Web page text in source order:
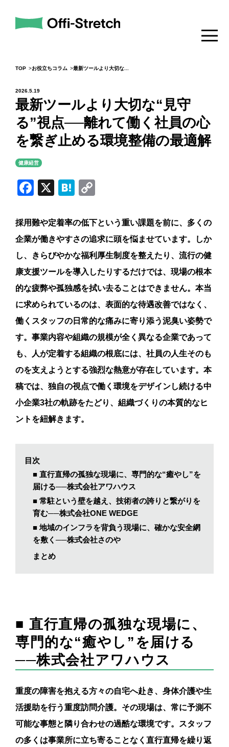
TOP お役立ちコラム 最新ツールより大切な...
2026.5.19
最新ツールより大切な“見守
る”視点──離れて働く社員の心
を繋ぎ止める環境整備の最適解
健康経営
Facebook
X Hatena
採用難や定着率の低下という重い課題を前に、多くの
企業が働きやすさの追求に頭を悩ませています。しか
し、きらびやかな福利厚生制度を整えたり、流行の健
康支援ツールを導入したりするだけでは、現場の根本
的な疲弊や孤独感を拭い去ることはできません。本当
に求められているのは、表面的な待遇改善ではなく、
働くスタッフの日常的な痛みに寄り添う泥臭い姿勢で
す。事業内容や組織の規模が全く異なる企業であって
も、人が定着する組織の根底には、社員の人生そのも
のを支えようとする強烈な熱意が存在しています。本
稿では、独自の視点で働く環境をデザインし続ける中
小企業3社の軌跡をたどり、組織づくりの本質的なヒ
ントを紐解きます。
目次
■ 直行直帰の孤独な現場に、専門的な“癒やし”を
届ける──株式会社アワハウス
■ 常駐という壁を越え、技術者の誇りと繋がりを
育む──株式会社ONE WEDGE
■ 地域のインフラを背負う現場に、確かな安全網
を敷く──株式会社さのや
まとめ
■ 直行直帰の孤独な現場に、
専門的な“癒やし”を届ける
──株式会社アワハウス
重度の障害を抱える方々の自宅へ赴き、身体介護や生
活援助を行う重度訪問介護。その現場は、常に予測不
可能な事態と隣り合わせの過酷な環境です。スタッフ
の多くは事業所に立ち寄ることなく直行直帰を繰り返